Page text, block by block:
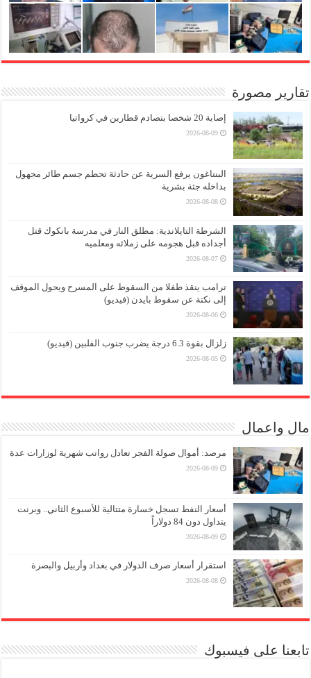
تقارير مصورة
إصابة 20 شخصا بتصادم قطارين في كرواتيا
2026-08-09
البنتاغون يرفع السرية عن حادثة تحطم جسم طائر مجهول
بداخله جثة بشرية
2026-08-08
الشرطة التايلاندية: مطلق النار في مدرسة بانكوك قتل
أجداده قبل هجومه على زملائه ومعلميه
2026-08-07
ترامب ينقذ طفلا من السقوط على المسرح ويحول الموقف
إلى نكتة عن سقوط بايدن (فيديو)
2026-08-06
زلزال بقوة 6.3 درجة يضرب جنوب الفلبين (فيديو)
2026-08-05
مال واعمال
مرصد: أموال صولة الفجر تعادل رواتب شهرية لوزارات عدة
2026-08-09
أسعار النفط تسجل خسارة متتالية للأسبوع الثاني.. وبرنت
يتداول دون 84 دولاراً
2026-08-09
استقرار أسعار صرف الدولار في بغداد وأربيل والبصرة
2026-08-08
تابعنا على فيسبوك